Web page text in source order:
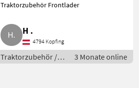
Traktorzubehör Frontlader
H .
4794 Kopfing
Traktorzubehör /
Frontlader
3 Monate online